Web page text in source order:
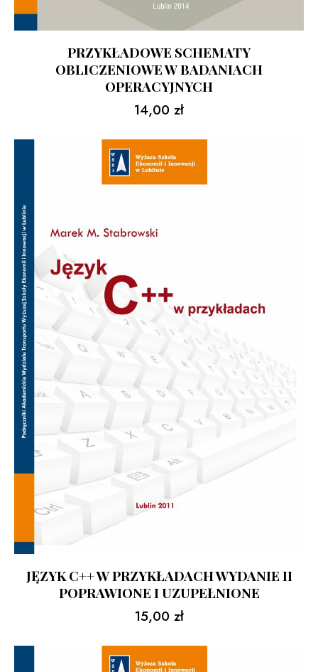
PRZYKŁADOWE SCHEMATY
OBLICZENIOWE W BADANIACH
OPERACYJNYCH
14,00 zł
JĘZYK C++ W PRZYKŁADACH WYDANIE II
POPRAWIONE I UZUPEŁNIONE
15,00 zł